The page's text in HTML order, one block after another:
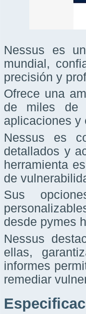
Nessus es
mundial,
precisión y
Ofrece una
de miles de
aplicaciones y
Nessus es
detallados y
herramienta
de
Sus
desde pymes
Nessus
ellas,
informes
remediar